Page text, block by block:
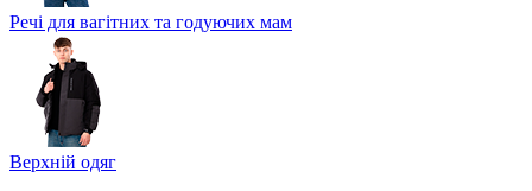
Речі для вагітних та годуючих мам
Верхній одяг